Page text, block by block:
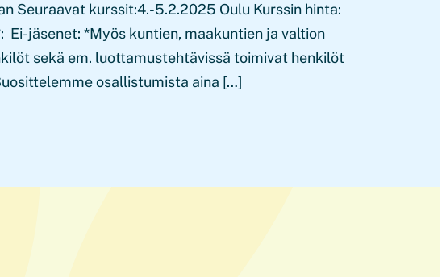
Seuraavat kurssit:4.-5.2.2025 Oulu Kurssin hinta:
Ei-jäsenet: *Myös kuntien, maakuntien ja valtion
sekä em. luottamustehtävissä toimivat henkilöt
osallistumista aina […]